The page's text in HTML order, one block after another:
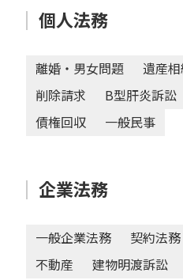
個人法務
離婚・男女問題 遺産
削除請求
B型肝炎訴訟
債権回収
一般民事
企業法務
一般企業法務 契約法務
不動産
建物明渡訴訟